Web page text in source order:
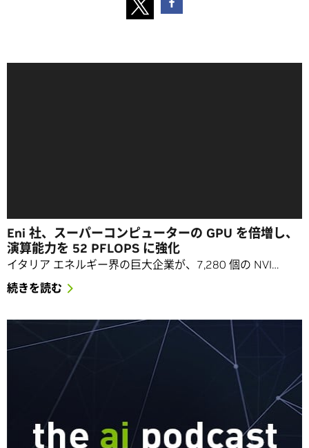
Eni 社、スーパーコンピューターの GPU を倍増し、
演算能力を 52 PFLOPS に強化
イタリア エネルギー界の巨大企業が、7,280 個の NVI…
続きを読む